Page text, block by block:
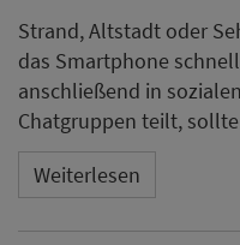
Strand, Altstadt oder
das Smartphone
anschließend in
Chatgruppen teilt,
Weiterlesen